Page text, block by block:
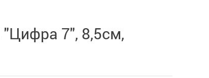
"Цифра 7", 8,5см,